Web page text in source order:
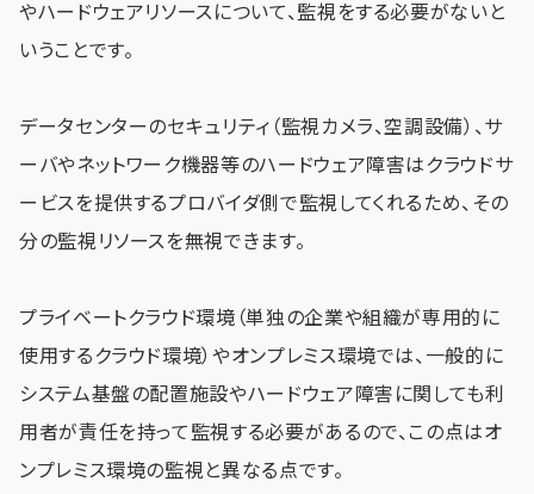
やハードウェアリソースについて、監視をする必要がないと
いうことです。
データセンターのセキュリティ（監視カメラ、空調設備）、サ
ーバやネットワーク機器等のハードウェア障害はクラウドサ
ービスを提供するプロバイダ側で監視してくれるため、その
分の監視リソースを無視できます。
プライベートクラウド環境（単独の企業や組織が専用的に
使用するクラウド環境）やオンプレミス環境では、一般的に
システム基盤の配置施設やハードウェア障害に関しても利
用者が責任を持って監視する必要があるので、この点はオ
ンプレミス環境の監視と異なる点です。